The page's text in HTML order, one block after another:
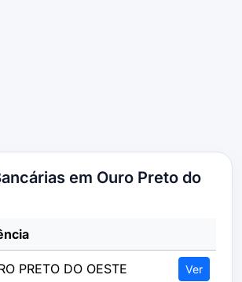
em Ouro Preto do
PRETO DO OESTE Ver